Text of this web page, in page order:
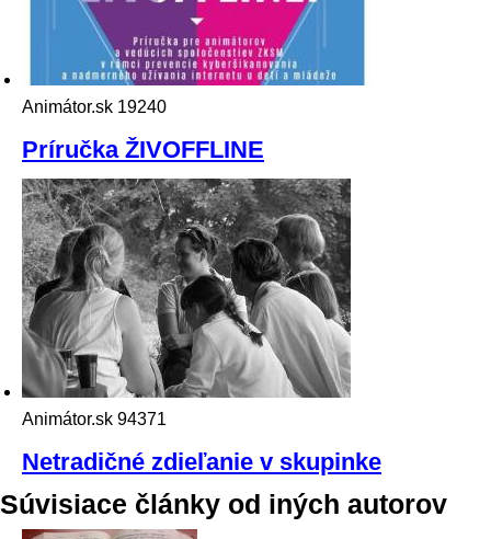
Animátor.sk 19240
Príručka ŽIVOFFLINE
Animátor.sk 94371
Netradičné zdieľanie v skupinke
Súvisiace články od iných autorov